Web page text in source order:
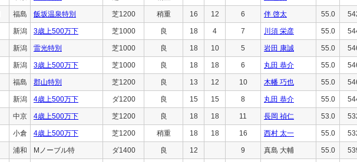
福島 飯坂温泉特別 芝1200 稍重 16 12 6 伴 啓太 55.0
新潟 3歳上500万下 芝1000 良 18 4 7 川須 栄彦 55.0
新潟 雷光特別 芝1000 良 18 10 5 岩田 康誠 55.0
新潟 3歳上500万下 芝1000 良 18 18 6 丸田 恭介 55.0
福島 郡山特別 芝1200 良 13 12 10 木幡 巧也 55.0
新潟 4歳上500万下 ダ1200 良 15 15 8 丸田 恭介 55.0
中京 4歳上500万下 芝1200 良 18 18 11 長岡 禎仁 53.0
小倉 4歳上500万下 芝1200 稍重 18 18 16 西村 太一 55.0
浦和 Mノーブル特 ダ1400 良 12 9 真島 大輔 55.0